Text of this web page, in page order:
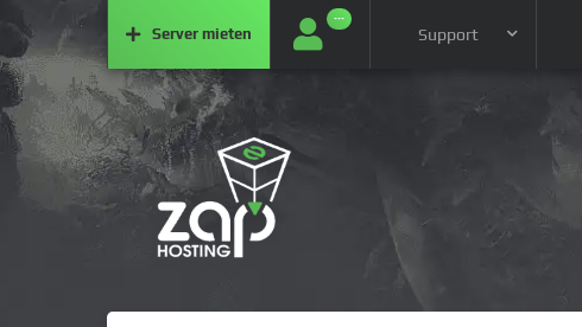
Server mieten
···
Support